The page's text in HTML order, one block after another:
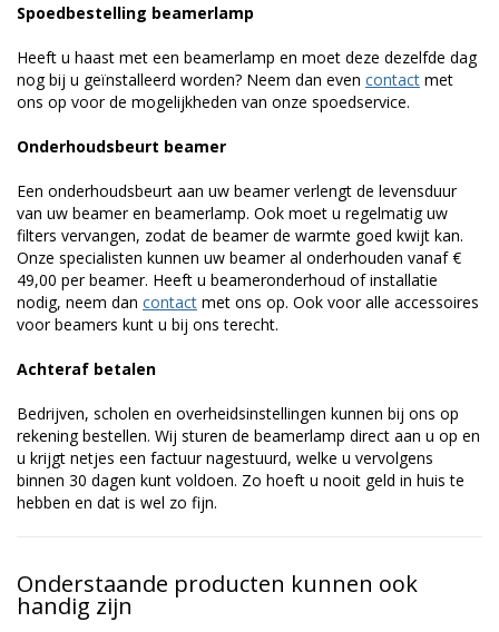
Spoedbestelling beamerlamp
Heeft u haast met een beamerlamp en moet deze dezelfde dag
nog bij u geïnstalleerd worden? Neem dan even contact met
ons op voor de mogelijkheden van onze spoedservice.
Onderhoudsbeurt beamer
Een onderhoudsbeurt aan uw beamer verlengt de levensduur
van uw beamer en beamerlamp. Ook moet u regelmatig uw
filters vervangen, zodat de beamer de warmte goed kwijt kan.
Onze specialisten kunnen uw beamer al onderhouden vanaf €
49,00 per beamer. Heeft u beameronderhoud of installatie
nodig, neem dan contact met ons op. Ook voor alle accessoires
voor beamers kunt u bij ons terecht.
Achteraf betalen
Bedrijven, scholen en overheidsinstellingen kunnen bij ons op
rekening bestellen. Wij sturen de beamerlamp direct aan u op en
u krijgt netjes een factuur nagestuurd, welke u vervolgens
binnen 30 dagen kunt voldoen. Zo hoeft u nooit geld in huis te
hebben en dat is wel zo fijn.
Onderstaande producten kunnen ook
handig zijn